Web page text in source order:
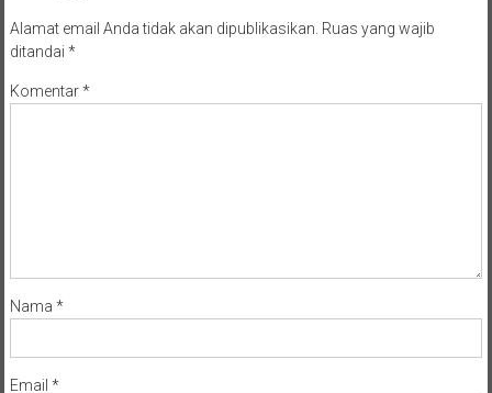
Alamat email Anda tidak akan dipublikasikan. Ruas yang wajib
ditandai *
Komentar*
Nama *
Email *